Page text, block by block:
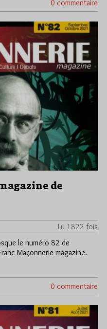
0 commentaire
de
Lu 1822 fois
le numéro 82 de
Maçonnerie magazine.
0 commentaire